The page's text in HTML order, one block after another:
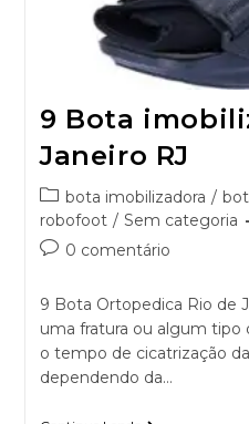
9 Bota
Janeiro RJ
bota imobilizadora /
robofoot / Sem categoria
0 comentário
9 Bota Ortopedica Rio de
uma fratura ou algum tipo
o tempo de cicatrização
dependendo da…